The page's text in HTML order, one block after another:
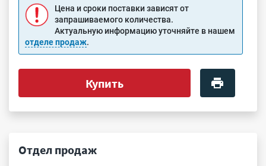
Цена и сроки поставки зависят от
запрашиваемого количества.
Актуальную информацию уточняйте в нашем
отделе продаж.
Купить
Отдел продаж